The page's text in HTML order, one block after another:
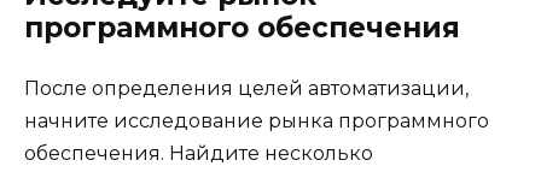
программного обеспечения
После определения целей автоматизации,
начните исследование рынка программного
обеспечения. Найдите несколько